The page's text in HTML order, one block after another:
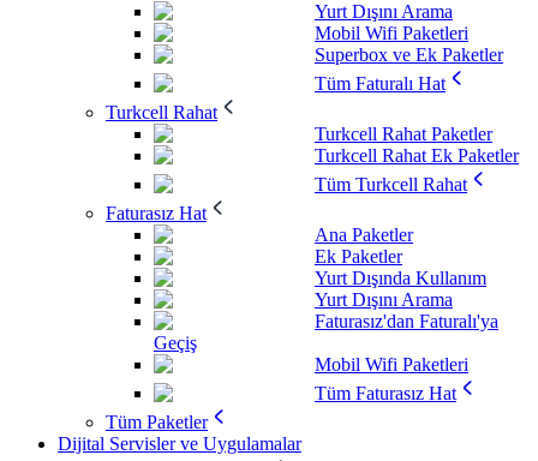
Yurt Dışını Arama
Mobil Wifi Paketleri
Superbox ve Ek Paketler
Tüm Faturalı Hat
Turkcell Rahat
Turkcell Rahat Paketler
Turkcell Rahat Ek Paketler
Tüm Turkcell Rahat
Faturasız Hat
Ana Paketler
Ek Paketler
Yurt Dışında Kullanım
Yurt Dışını Arama
Faturasız'dan Faturalı'ya
Geçiş
Mobil Wifi Paketleri
Tüm Faturasız Hat
Tüm Paketler
Dijital Servisler ve Uygulamalar